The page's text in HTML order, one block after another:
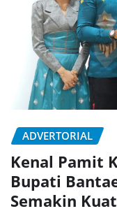
ADVERTORIAL
Kenal Pamit
Bupati
Semakin Kuat